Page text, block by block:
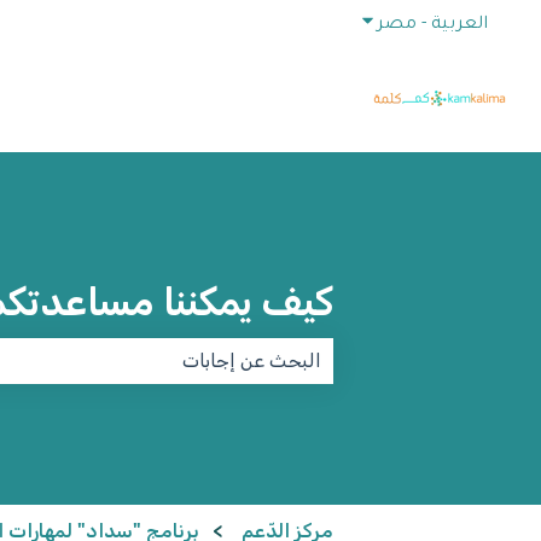
العربية - مصر إظهار القائمة الفرعية للترجمات
كيف يمكننا
مركز الدّعم برنامج "سداد" لمهارات